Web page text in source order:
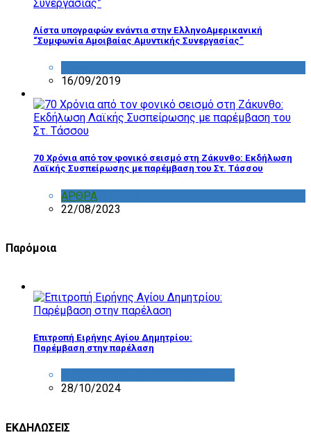
Λίστα υπογραφών ενάντια στην ΕλληνοΑμερικανική
“Συμφωνία Αμοιβαίας Αμυντικής Συνεργασίας”
16/09/2019
70 Χρόνια από τον φονικό σεισμό στη Ζάκυνθο: Εκδήλωση
Λαϊκής Συσπείρωσης με παρέμβαση του Στ. Τάσσου
ΑΡΘΡΑ
22/08/2023
Παρόμοια
Επιτροπή Ειρήνης Αγίου Δημητρίου:
Παρέμβαση στην παρέλαση
28/10/2024
ΕΚΔΗΛΩΣΕΙΣ